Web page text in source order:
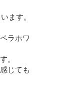
ます。
ラホワ
。
じても